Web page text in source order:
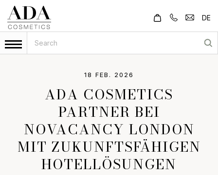
DE
18 FEB. 2026
ADA COSMETICS
PARTNER BEI
NOVACANCY LONDON
MIT ZUKUNFTSFÄHIGEN
HOTELLÖSUNGEN